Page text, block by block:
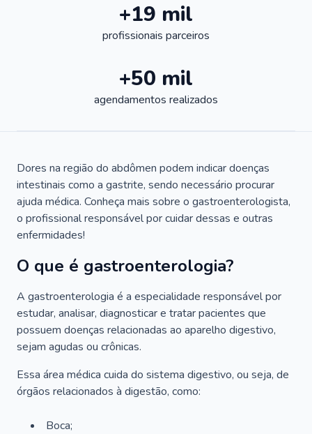
+19 mil
profissionais parceiros
+50 mil
agendamentos realizados
Dores na região do abdômen podem indicar doenças
intestinais como a gastrite, sendo necessário procurar
ajuda médica. Conheça mais sobre o gastroenterologista,
o profissional responsável por cuidar dessas e outras
enfermidades!
O que é gastroenterologia?
A gastroenterologia é a especialidade responsável por
estudar, analisar, diagnosticar e tratar pacientes que
possuem doenças relacionadas ao aparelho digestivo,
sejam agudas ou crônicas.
Essa área médica cuida do sistema digestivo, ou seja, de
órgãos relacionados à digestão, como:
Boca;